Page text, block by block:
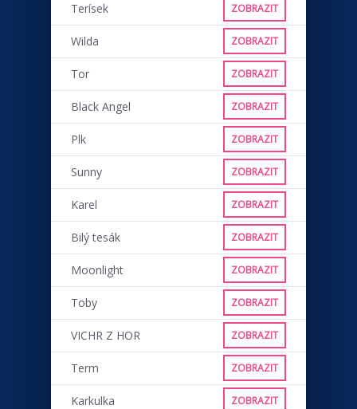
Terísek ZOBRAZIT
Wilda ZOBRAZIT
Tor ZOBRAZIT
Black Angel ZOBRAZIT
Plk ZOBRAZIT
Sunny ZOBRAZIT
Karel ZOBRAZIT
Bilý tesák ZOBRAZIT
Moonlight ZOBRAZIT
Toby ZOBRAZIT
VICHR Z HOR ZOBRAZIT
Term ZOBRAZIT
Karkulka ZOBRAZIT